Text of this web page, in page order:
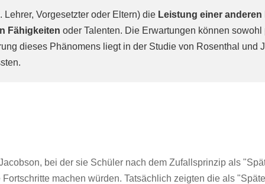
Lehrer, Vorgesetzter oder Eltern) die Leistung einer anderen
Fähigkeiten oder Talenten. Die Erwartungen können
dieses Phänomens liegt in der Studie von Rosenthal und
bei der sie Schüler nach dem Zufallsprinzip als
machen würden. Tatsächlich zeigten die als